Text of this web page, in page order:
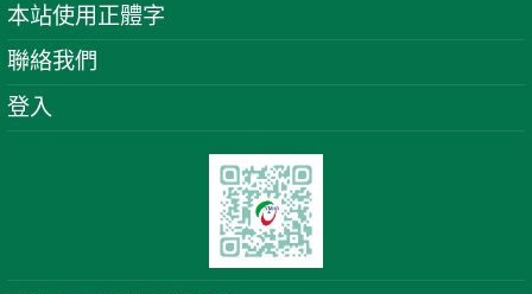
本站使用正體字
聯絡我們
登入